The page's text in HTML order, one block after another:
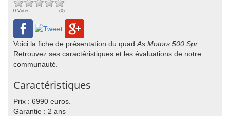
0 Votes (0)
Voici la fiche de présentation du quad As Motors 500 Spr
Retrouvez ses caractéristiques et les évaluations de notre
communauté.
Caractéristiques
Prix : 6990 euros.
Garantie : 2 ans